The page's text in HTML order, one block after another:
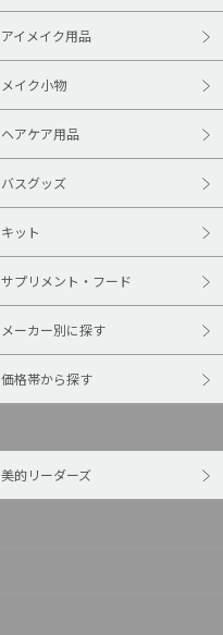
アイメイク用品
メイク小物
ヘアケア用品
バスグッズ
キット
サプリメント・フード
メーカー別に探す
価格帯から探す
美的リーダーズ